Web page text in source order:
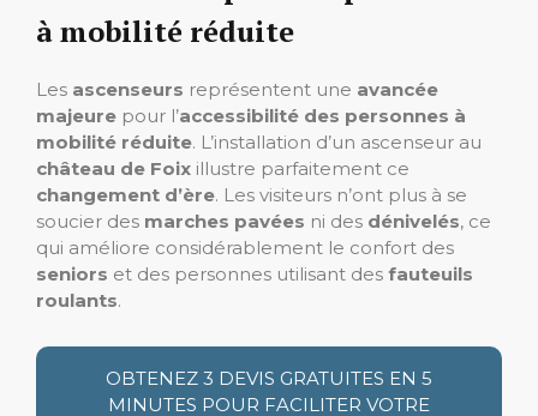
à mobilité réduite
Les ascenseurs représentent une avancée
majeure pour l’accessibilité des personnes à
mobilité réduite. L’installation d’un ascenseur au
château de Foix illustre parfaitement ce
changement d’ère. Les visiteurs n’ont plus à se
soucier des marches pavées ni des dénivelés, ce
qui améliore considérablement le confort des
seniors et des personnes utilisant des fauteuils
roulants.
OBTENEZ 3 DEVIS GRATUITES EN 5
MINUTES POUR FACILITER VOTRE